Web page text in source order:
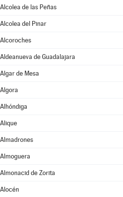
Alcolea de las Peñas
Alcolea del Pinar
Alcoroches
Aldeanueva de Guadalajara
Algar de Mesa
Algora
Alhóndiga
Alique
Almadrones
Almoguera
Almonacid de Zorita
Alocén